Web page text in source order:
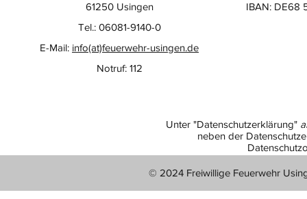
IBAN: DE68
61250 Usingen
Tel.: 06081-9140-0
E-Mail: info(at)feuerwehr-usingen.de
Notruf: 112
Unter "Datenschutzerklärung"
neben der
© 2024 Freiwillige Feuerwehr